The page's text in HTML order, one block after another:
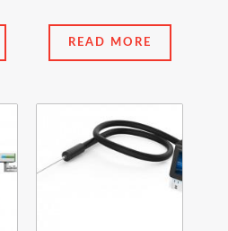
READ MORE